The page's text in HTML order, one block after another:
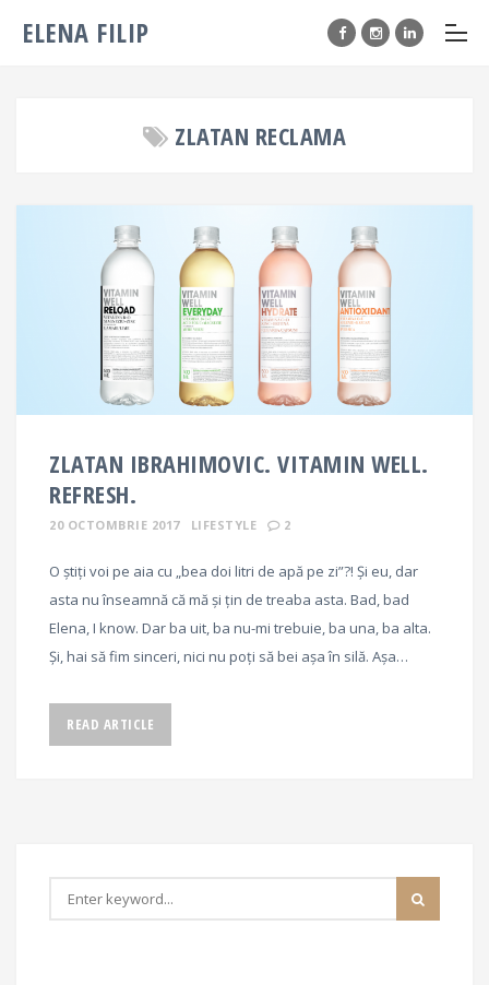
ELENA FILIP
ZLATAN RECLAMA
ZLATAN IBRAHIMOVIC. VITAMIN WELL.
REFRESH.
20 OCTOMBRIE 2017 LIFESTYLE 2
O știți voi pe aia cu „bea doi litri de apă pe zi”?! Și eu, dar
asta nu înseamnă că mă și țin de treaba asta. Bad, bad
Elena, I know. Dar ba uit, ba nu-mi trebuie, ba una, ba alta.
Și, hai să fim sinceri, nici nu poți să bei așa în silă. Așa…
READ ARTICLE